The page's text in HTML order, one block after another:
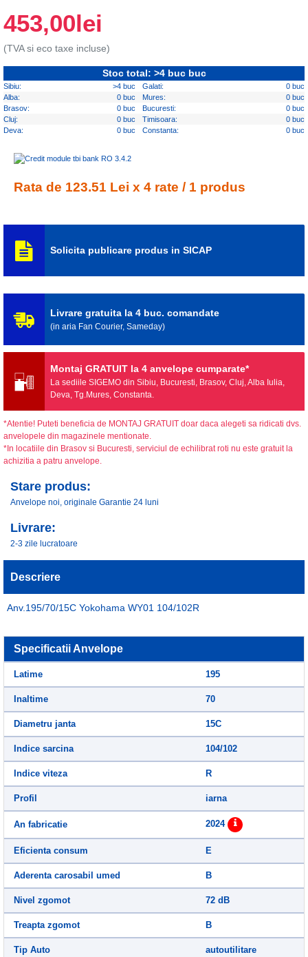
453,00lei
(TVA si eco taxe incluse)
Stoc total: >4 buc buc
Sibiu: >4 buc Galati:
0 buc
Alba:
0 buc Mures:
0 buc
Brasov:
0 buc Bucuresti:
0 buc
Cluj:
0 buc Timisoara:
0 buc
Deva:
0 buc Constanta: 0 buc
Rata de 123.51 Lei x 4 rate / 1 produs
Solicita publicare produs in SICAP
Livrare gratuita la 4 buc. comandate
(in aria Fan Courier, Sameday)
Montaj GRATUIT la 4 anvelope cumparate*
La sediile SIGEMO din Sibiu, Bucuresti, Brasov, Cluj, Alba Iulia,
Deva, Tg.Mures, Constanta.
*Atentie! Puteti beneficia de MONTAJ GRATUIT doar daca alegeti sa ridicati dvs.
anvelopele din magazinele mentionate.
*In locatiile din Brasov si Bucuresti, serviciul de echilibrat roti nu este gratuit la
achizitia a patru anvelope.
Stare produs:
Anvelope noi, originale Garantie 24 luni
Livrare:
2-3 zile lucratoare
Descriere
Anv.195/70/15C Yokohama WY01 104/102R
Specificatii Anvelope
Latime 195
Inaltime 70
Diametru janta 15C
Indice sarcina 104/102
Indice viteza R
Profil iarna
An fabricatie 2024
Eficienta consum E
Aderenta carosabil umed B
Nivel zgomot 72 dB
Treapta zgomot B
Tip Auto autoutilitare